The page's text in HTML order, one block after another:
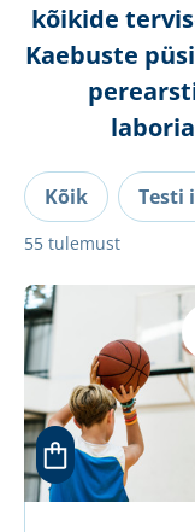
kõikide
Kaebuste
Kõik Testi
55 tulemust